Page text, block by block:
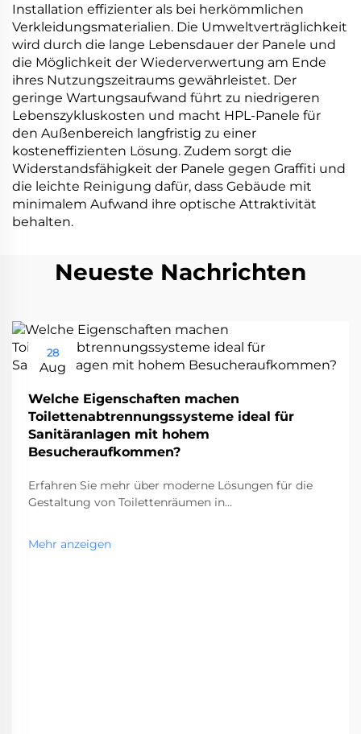
Installation effizienter als bei herkömmlichen
Verkleidungsmaterialien. Die Umweltverträglichkeit
wird durch die lange Lebensdauer der Panele und
die Möglichkeit der Wiederverwertung am Ende
ihres Nutzungszeitraums gewährleistet. Der
geringe Wartungsaufwand führt zu niedrigeren
Lebenszykluskosten und macht HPL-Panele für
den Außenbereich langfristig zu einer
kosteneffizienten Lösung. Zudem sorgt die
Widerstandsfähigkeit der Panele gegen Graffiti und
die leichte Reinigung dafür, dass Gebäude mit
minimalem Aufwand ihre optische Attraktivität
behalten.
Neueste Nachrichten
28
Aug
Welche Eigenschaften machen
Toilettenabtrennungssysteme ideal für
Sanitäranlagen mit hohem
Besucheraufkommen?
Erfahren Sie mehr über moderne Lösungen für die
Gestaltung von Toilettenräumen in
Gewerbetoiletten hat sich im Laufe der Jahre stark
weiterentwickelt. Toilettenkabinensysteme sind
Mehr anzeigen